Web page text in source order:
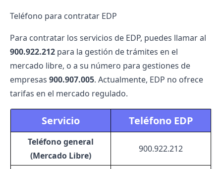
Teléfono para contratar EDP
Para contratar los servicios de EDP, puedes llamar al
900.922.212 para la gestión de trámites en el
mercado libre, o a su número para gestiones de
empresas 900.907.005. Actualmente, EDP no ofrece
tarifas en el mercado regulado.
Servicio Teléfono EDP
Teléfono general
(Mercado Libre)
900.922.212